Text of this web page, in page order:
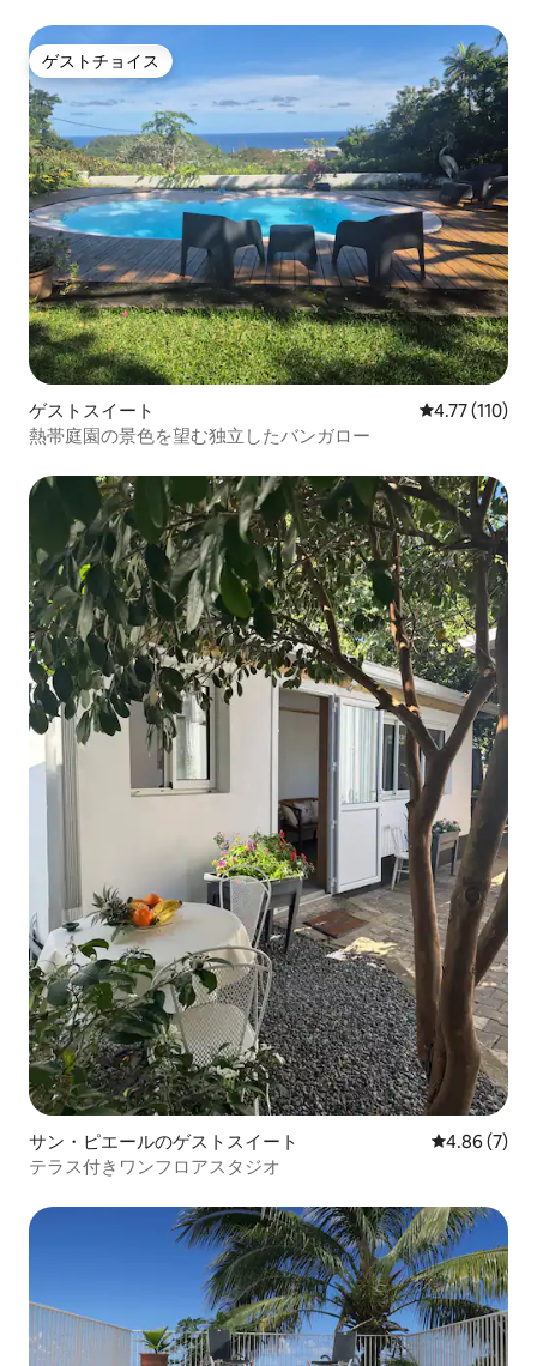
ゲストチョイス
ゲストチョイス
ゲストスイート レビュー110
4.77 (110)
熱帯庭園の景色を望む独立したバンガロー
サン・ピエールのゲストスイート レビュー7
4.86 (7)
テラス付きワンフロアスタジオ